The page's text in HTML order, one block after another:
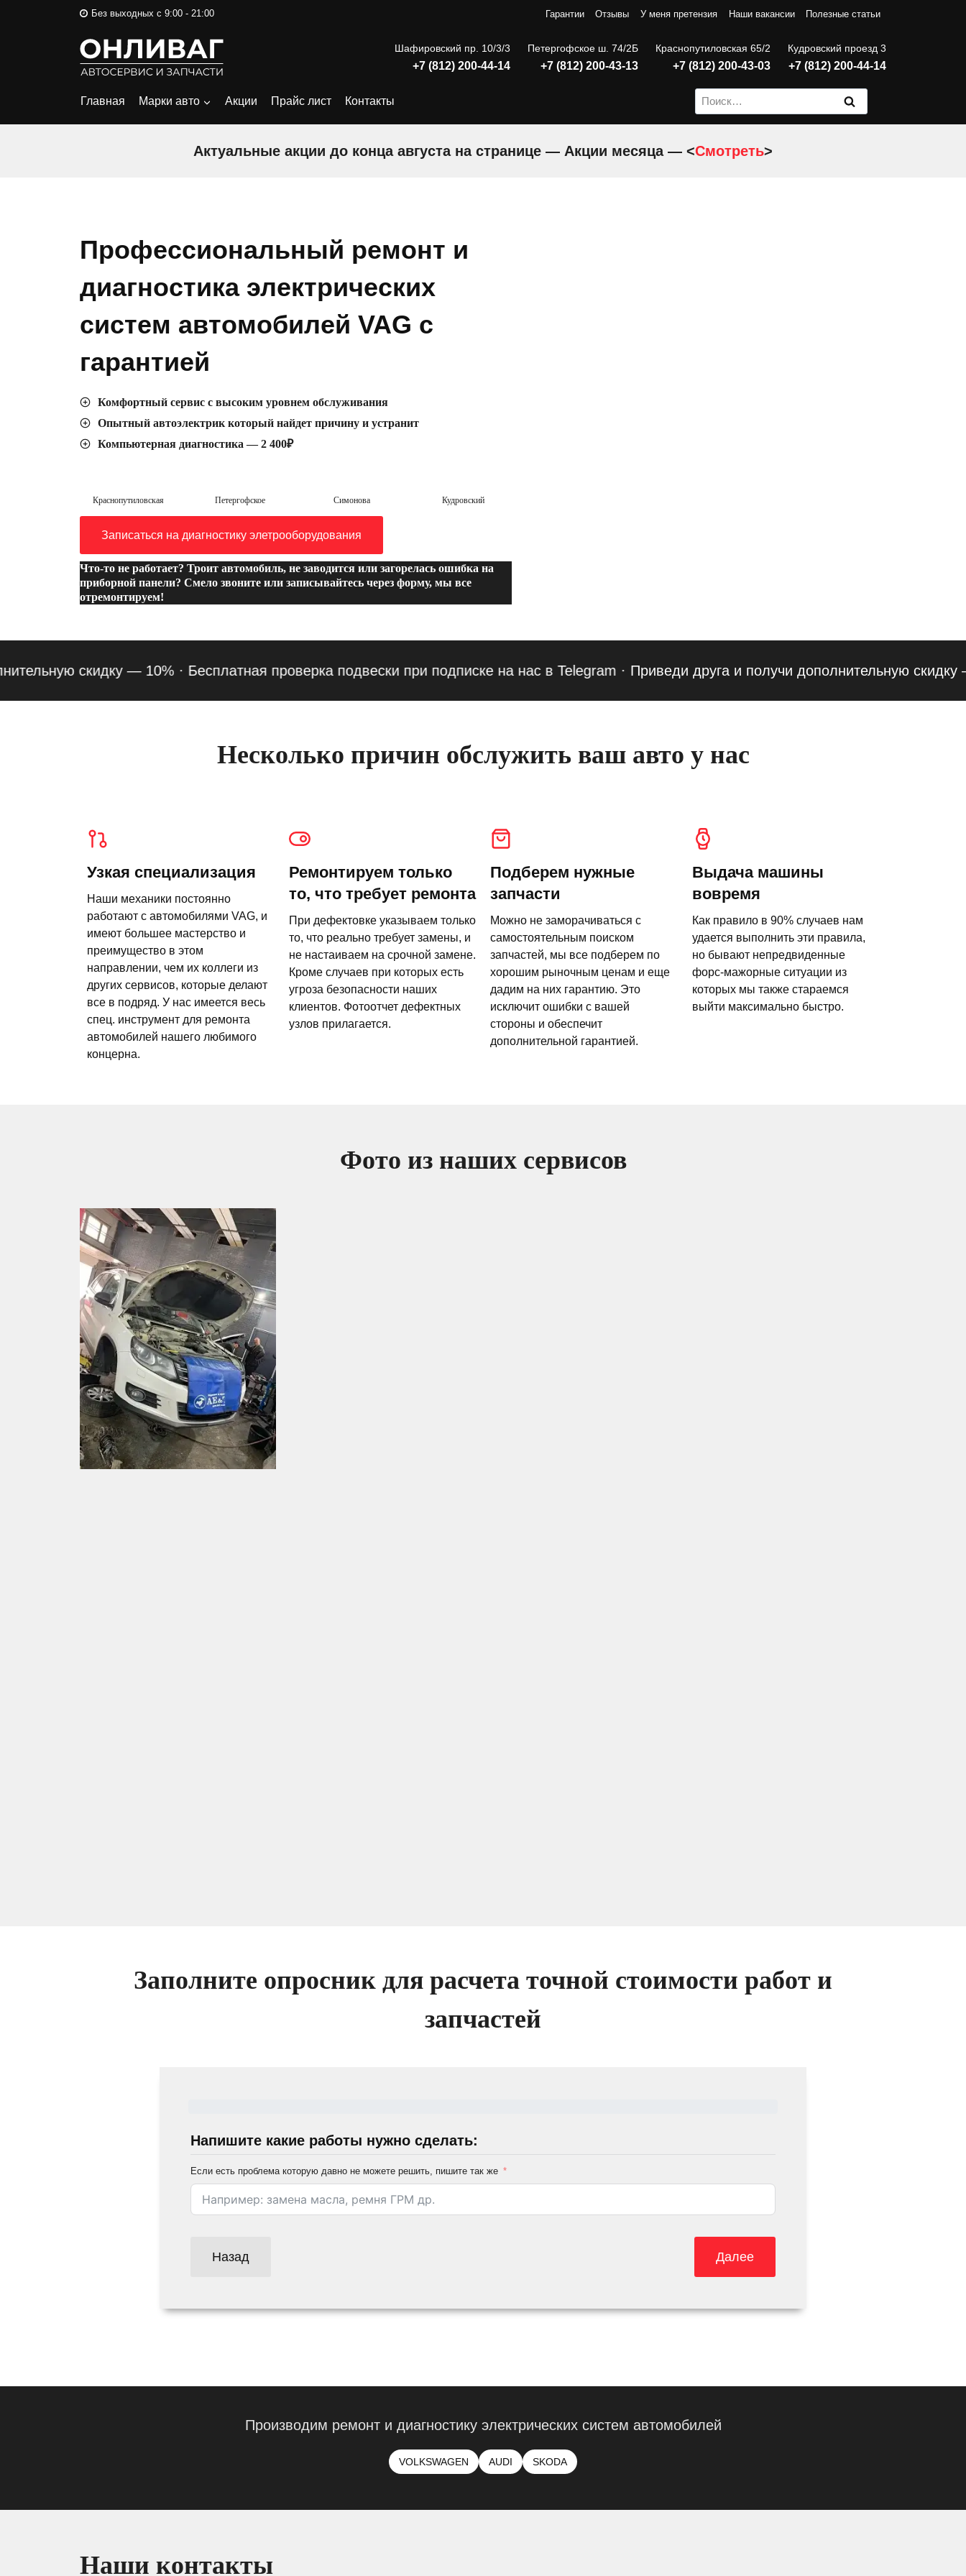
Без выходных с 9:00 - 21:00 Гарантии Отзывы У меня претензия Наши вакансии Полезные статьи
Шафировский пр. 10/3/3
+7 (812) 200-44-14
Петергофское ш. 74/2Б
+7 (812) 200-43-13
Краснопутиловская 65/2
+7 (812) 200-43-03
Кудровский проезд 3
+7 (812) 200-44-14
Главная Марки авто Акции Прайс лист Контакты Найти:
Актуальные акции до конца августа на странице — Акции месяца — <Смотреть>
Профессиональный ремонт и
диагностика электрических
систем автомобилей VAG с
гарантией
Комфортный сервис с высоким уровнем обслуживания
Опытный автоэлектрик который найдет причину и устранит
Компьютерная диагностика — 2 400₽
Краснопутиловская Петергофское Симонова Кудровский
Записаться на диагностику элетрооборудования
Что-то не работает? Троит автомобиль, не заводится или загорелась ошибка на
приборной панели? Смело звоните или записывайтесь через форму, мы все
отремонтируем!
скидку — 10% ·Бесплатная проверка подвески при подписке на нас в Telegram· Приведи друга и получи дополнительную скидку —
Несколько причин обслужить ваш авто у нас
Узкая специализация
Наши механики постоянно
работают с автомобилями VAG, и
имеют большее мастерство и
преимущество в этом
направлении, чем их коллеги из
других сервисов, которые делают
все в подряд. У нас имеется весь
спец. инструмент для ремонта
автомобилей нашего любимого
концерна.
Ремонтируем только
то, что требует ремонта
При дефектовке указываем только
то, что реально требует замены, и
не настаиваем на срочной замене.
Кроме случаев при которых есть
угроза безопасности наших
клиентов. Фотоотчет дефектных
узлов прилагается.
Подберем нужные
запчасти
Можно не заморачиваться с
самостоятельным поиском
запчастей, мы все подберем по
хорошим рыночным ценам и еще
дадим на них гарантию. Это
исключит ошибки с вашей
стороны и обеспечит
дополнительной гарантией.
Выдача машины
вовремя
Как правило в 90% случаев нам
удается выполнить эти правила,
но бывают непредвиденные
форс-мажорные ситуации из
которых мы также стараемся
выйти максимально быстро.
Фото из наших сервисов
Заполните опросник для расчета точной стоимости работ и
запчастей
Напишите какие работы нужно сделать:
Если есть проблема которую давно не можете решить, пишите так же
Назад Далее
Производим ремонт и диагностику электрических систем автомобилей
VOLKSWAGEN AUDI SKODA
Наши контакты